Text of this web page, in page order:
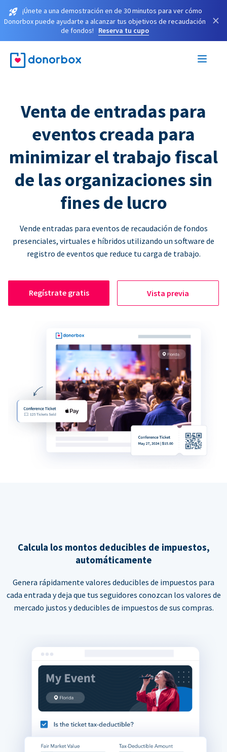
¡Únete a una demostración en de 30 minutos para ver cómo
Donorbox puede ayudarte a alcanzar tus objetivos de recaudación
de fondos!
Reserva tu cupo
×
Venta de entradas para
eventos creada para
minimizar el trabajo fiscal
de las organizaciones sin
fines de lucro
Vende entradas para eventos de recaudación de fondos
presenciales, virtuales e híbridos utilizando un software de
registro de eventos que reduce tu carga de trabajo.
Regístrate gratis Vista previa
Calcula los montos deducibles de impuestos,
automáticamente
Genera rápidamente valores deducibles de impuestos para
cada entrada y deja que tus seguidores conozcan los valores de
mercado justos y deducibles de impuestos de sus compras.